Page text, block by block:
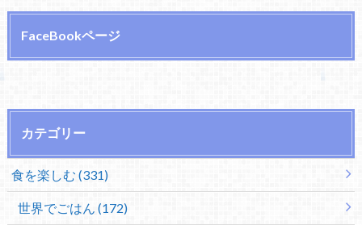
FaceBookページ
カテゴリー
食を楽しむ (331)
世界でごはん (172)